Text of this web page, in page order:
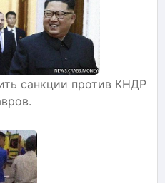
санкции против КНДР